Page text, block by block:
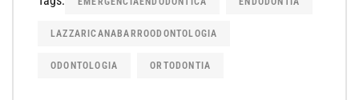
LAZZARICANABARROODONTOLOGIA
ODONTOLOGIA ORTODONTIA